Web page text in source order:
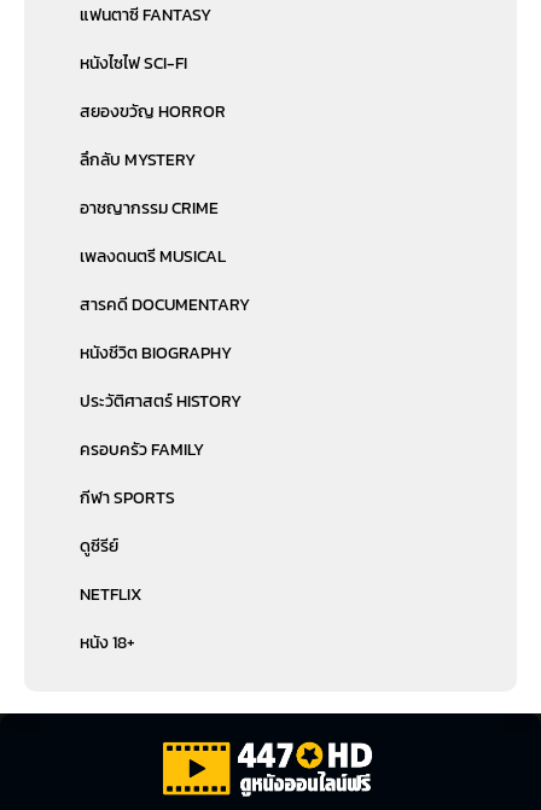
แฟนตาซี FANTASY
หนังไซไฟ SCI-FI
สยองขวัญ HORROR
ลึกลับ MYSTERY
อาชญากรรม CRIME
เพลงดนตรี MUSICAL
สารคดี DOCUMENTARY
หนังชีวิต BIOGRAPHY
ประวัติศาสตร์ HISTORY
ครอบครัว FAMILY
กีฬา SPORTS
ดูซีรีย์
NETFLIX
หนัง 18+